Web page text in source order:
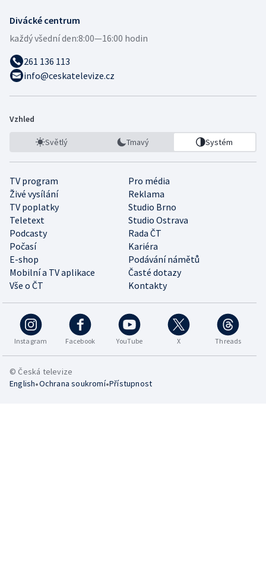
Divácké centrum
každý všední den:8:00—16:00 hodin
261 136 113
info@ceskatelevize.cz
Vzhled
Světlý Tmavý Systém
TV program
Pro média
Živé vysílání
Reklama
TV poplatky
Studio Brno
Teletext
Studio Ostrava
Podcasty
Rada ČT
Počasí
Kariéra
E-shop
Podávání námětů
Mobilní a TV aplikace
Časté dotazy
Vše o ČT
Kontakty
Instagram Facebook YouTube X Threads
© Česká televize
English•Ochrana soukromí•Přístupnost